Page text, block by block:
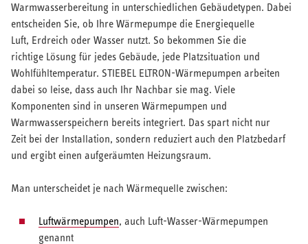
Warmwasserbereitung in unterschiedlichen Gebäudetypen. Dabei
entscheiden Sie, ob Ihre Wärmepumpe die Energiequelle
Luft, Erdreich oder Wasser nutzt. So bekommen Sie die
richtige Lösung für jedes Gebäude, jede Platzsituation und
Wohlfühltemperatur. STIEBEL ELTRON-Wärmepumpen arbeiten
dabei so leise, dass auch Ihr Nachbar sie mag. Viele
Komponenten sind in unseren Wärmepumpen und
Warmwasserspeichern bereits integriert. Das spart nicht nur
Zeit bei der Installation, sondern reduziert auch den Platzbedarf
und ergibt einen aufgeräumten Heizungsraum.
Man unterscheidet je nach Wärmequelle zwischen:
Luftwärmepumpen, auch Luft-Wasser-Wärmepumpen
genannt